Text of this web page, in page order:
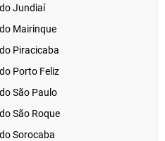
Jundiaí
Mairinque
Piracicaba
Porto Feliz
São Paulo
São Roque
Sorocaba